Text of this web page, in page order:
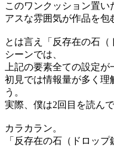
このワンクッション置い
アスな雰囲気が作品を包
とは言え「反存在の石
シーンでは、
上記の要素全ての設定が
初見では情報量が多く理
う。
実際、僕は2回目を読ん
カラカラン。
「反存在の石（ドロッ